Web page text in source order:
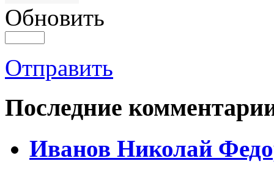
Обновить
Отправить
Последние
Иванов Николай